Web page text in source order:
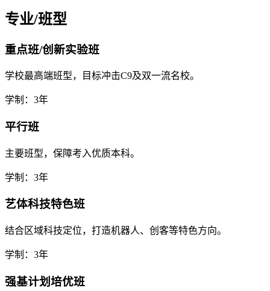
专业/班型
重点班/创新实验班
学校最高端班型，目标冲击C9及双一流名校。
学制：3年
平行班
主要班型，保障考入优质本科。
学制：3年
艺体科技特色班
结合区域科技定位，打造机器人、创客等特色方向。
学制：3年
强基计划培优班